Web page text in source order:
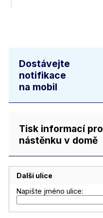
Dostávejte
notifikace
na mobil
Tisk informací pro
nástěnku v domě
Další ulice
Napište jméno ulice: